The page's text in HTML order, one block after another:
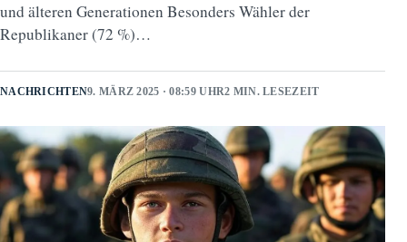
und älteren Generationen Besonders Wähler der
Republikaner (72 %)…
NACHRICHTEN9. MÄRZ 2025 · 08:59 UHR2 MIN. LESEZEIT